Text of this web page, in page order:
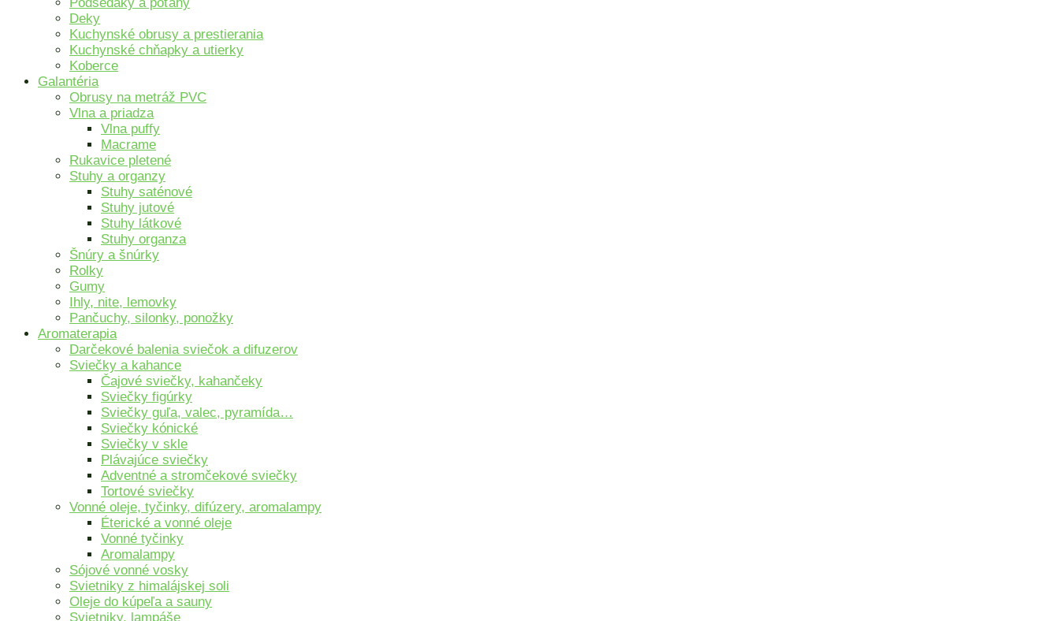
Deky
Kuchynské obrusy a prestierania
Kuchynské chňapky a utierky
Koberce
Galantéria
Obrusy na metráž PVC
Vlna a priadza
Vlna puffy
Macrame
Rukavice pletené
Stuhy a organzy
Stuhy saténové
Stuhy jutové
Stuhy látkové
Stuhy organza
Šnúry a šnúrky
Rolky
Gumy
Ihly, nite, lemovky
Pančuchy, silonky, ponožky
Aromaterapia
Darčekové balenia sviečok a difuzerov
Sviečky a kahance
Čajové sviečky, kahančeky
Sviečky figúrky
Sviečky guľa, valec, pyramída…
Sviečky kónické
Sviečky v skle
Plávajúce sviečky
Adventné a stromčekové sviečky
Tortové sviečky
Vonné oleje, tyčinky, difúzery, aromalampy
Éterické a vonné oleje
Vonné tyčinky
Aromalampy
Sójové vonné vosky
Svietniky z himalájskej soli
Oleje do kúpeľa a sauny
Svietniky, lampáše